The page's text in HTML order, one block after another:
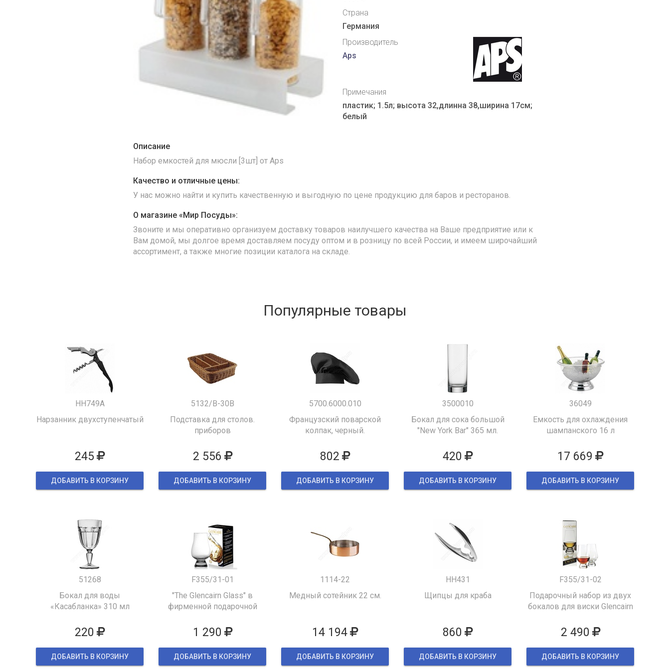
Страна
Германия
Производитель
Aps
Примечания
пластик; 1.5л; высота 32,длинна 38,ширина 17см;
белый
Описание
Набор емкостей для мюсли [3шт] от Aps
Качество и отличные цены:
У нас можно найти и купить качественную и выгодную по цене продукцию для баров и ресторанов.
О магазине «Мир Посуды»:
Звоните и мы оперативно организуем доставку товаров наилучшего качества на Ваше предприятие или к
Вам домой, мы долгое время доставляем посуду оптом и в розницу по всей России, и имеем широчайший
ассортимент, а также многие позиции каталога на складе.
Популярные товары
HH749A
Нарзанник двухступенчатый
245
ДОБАВИТЬ В КОРЗИНУ
5132/B-30B
Подставка для столов.
приборов
2 556
ДОБАВИТЬ В КОРЗИНУ
5700.6000.010
Французский поварской
колпак, черный.
802
ДОБАВИТЬ В КОРЗИНУ
3500010
Бокал для сока большой
"New York Bar" 365 мл.
420
ДОБАВИТЬ В КОРЗИНУ
36049
Емкость для охлаждения
шампанского 16 л
17 669
ДОБАВИТЬ В КОРЗИНУ
51268
Бокал для воды
«Касабланка» 310 мл
220
ДОБАВИТЬ В КОРЗИНУ
F355/31-01
"The Glencairn Glass" в
фирменной подарочной
1 290
ДОБАВИТЬ В КОРЗИНУ
1114-22
Медный сотейник 22 см.
14 194
ДОБАВИТЬ В КОРЗИНУ
HH431
Щипцы для краба
860
ДОБАВИТЬ В КОРЗИНУ
F355/31-02
Подарочный набор из двух
бокалов для виски Glencairn
2 490
ДОБАВИТЬ В КОРЗИНУ